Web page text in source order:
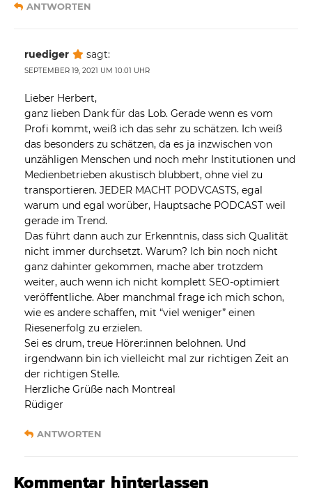
ANTWORTEN
ruediger sagt:
SEPTEMBER 19, 2021 UM 10:01 UHR
Lieber Herbert,
ganz lieben Dank für das Lob. Gerade wenn es vom
Profi kommt, weiß ich das sehr zu schätzen. Ich weiß
das besonders zu schätzen, da es ja inzwischen von
unzähligen Menschen und noch mehr Institutionen und
Medienbetrieben akustisch blubbert, ohne viel zu
transportieren. JEDER MACHT PODVCASTS, egal
warum und egal worüber, Hauptsache PODCAST weil
gerade im Trend.
Das führt dann auch zur Erkenntnis, dass sich Qualität
nicht immer durchsetzt. Warum? Ich bin noch nicht
ganz dahinter gekommen, mache aber trotzdem
weiter, auch wenn ich nicht komplett SEO-optimiert
veröffentliche. Aber manchmal frage ich mich schon,
wie es andere schaffen, mit “viel weniger” einen
Riesenerfolg zu erzielen.
Sei es drum, treue Hörer:innen belohnen. Und
irgendwann bin ich vielleicht mal zur richtigen Zeit an
der richtigen Stelle.
Herzliche Grüße nach Montreal
Rüdiger
ANTWORTEN
Kommentar hinterlassen